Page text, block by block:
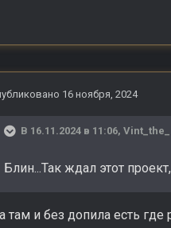
16 ноября, 2024
В 16.11.2024 в 11:06,
Блин...Так ждал этот
там и без допила есть